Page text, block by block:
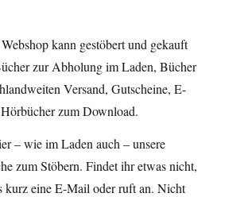
kann gestöbert und gekauft
zur Abholung im Laden, Bücher
Versand, Gutscheine, E-
zum Download.
– wie im Laden auch – unsere
zum Stöbern. Findet ihr etwas nicht,
kurz eine E-Mail oder ruft an. Nicht